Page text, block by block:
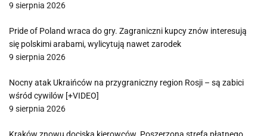
9 sierpnia 2026
Pride of Poland wraca do gry. Zagraniczni kupcy znów interesują
się polskimi arabami, wylicytują nawet zarodek
9 sierpnia 2026
Nocny atak Ukraińców na przygraniczny region Rosji – są zabici
wśród cywilów [+VIDEO]
9 sierpnia 2026